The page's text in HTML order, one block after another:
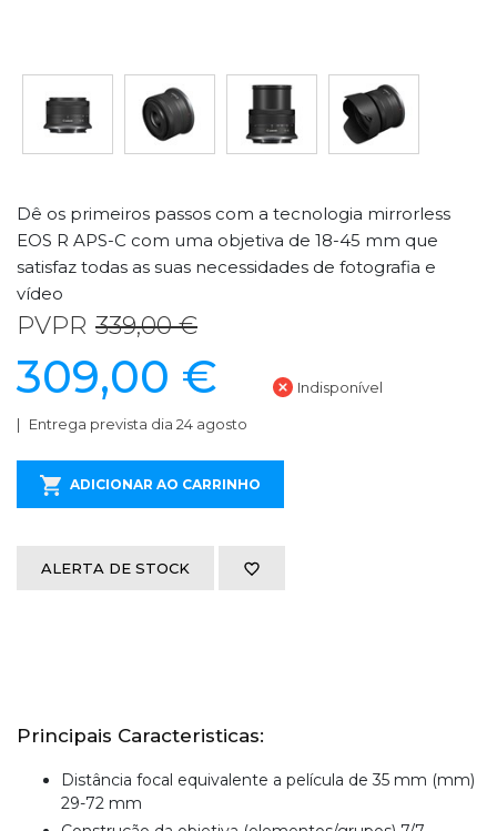
Dê os primeiros passos com a tecnologia mirrorless
EOS R APS-C com uma objetiva de 18-45 mm que
satisfaz todas as suas necessidades de fotografia e
vídeo
PVPR 339,00 €
309,00 € Indisponível
Entrega prevista dia 24 agosto
ADICIONAR AO CARRINHO
ALERTA DE STOCK
Principais Caracteristicas:
Distância focal equivalente a película de 35 mm (mm)
29-72 mm